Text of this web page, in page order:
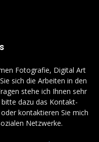
Fotografie, Digital Art
sich die Arbeiten in den
stehe ich Ihnen sehr
dazu das Kontakt-
kontaktieren Sie mich
Netzwerke.